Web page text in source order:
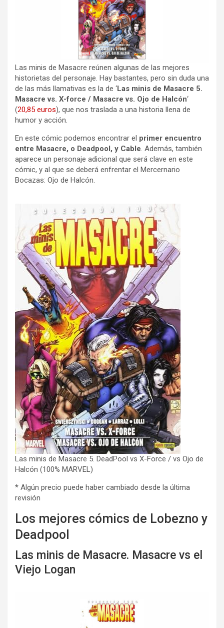
Las minis de Masacre reúnen algunas de las mejores
historietas del personaje. Hay bastantes, pero sin duda una
de las más llamativas es la de ‘Las minis de Masacre 5.
Masacre vs. X-force / Masacre vs. Ojo de Halcón‘
(20,85 euros), que nos traslada a una historia llena de
humor y acción.
En este cómic podemos encontrar el primer encuentro
entre Masacre, o Deadpool, y Cable. Además, también
aparece un personaje adicional que será clave en este
cómic, y al que se deberá enfrentar el Mercernario
Bocazas: Ojo de Halcón.
Las minis de Masacre 5. DeadPool vs X-Force / vs Ojo de
Halcón (100% MARVEL)
* Algún precio puede haber cambiado desde la última
revisión
Los mejores cómics de Lobezno y
Deadpool
Las minis de Masacre. Masacre vs el
Viejo Logan